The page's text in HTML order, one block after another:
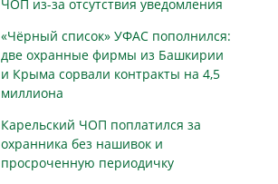
ЧОП из-за отсутствия уведомления
«Чёрный список» УФАС пополнился:
две охранные фирмы из Башкирии
и Крыма сорвали контракты на 4,5
миллиона
Карельский ЧОП поплатился за
охранника без нашивок и
просроченную периодичку